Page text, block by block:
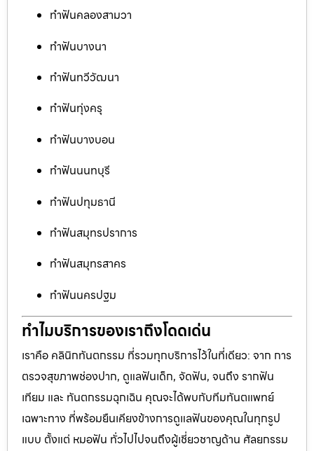
ทำฟันคลองสามวา
ทำฟันบางนา
ทำฟันทวีวัฒนา
ทำฟันทุ่งครุ
ทำฟันบางบอน
ทำฟันนนทบุรี
ทำฟันปทุมธานี
ทำฟันสมุทรปราการ
ทำฟันสมุทรสาคร
ทำฟันนครปฐม
ทำไมบริการของเราถึงโดดเด่น
เราคือ คลินิกทันตกรรม ที่รวมทุกบริการไว้ในที่เดียว: จาก การ
ตรวจสุขภาพช่องปาก, ดูแลฟันเด็ก, จัดฟัน, จนถึง รากฟัน
เทียม และ ทันตกรรมฉุกเฉิน คุณจะได้พบกับทีมทันตแพทย์
เฉพาะทาง ที่พร้อมยืนเคียงข้างการดูแลฟันของคุณในทุกรูป
แบบ ตั้งแต่ หมอฟัน ทั่วไปไปจนถึงผู้เชี่ยวชาญด้าน ศัลยกรรม